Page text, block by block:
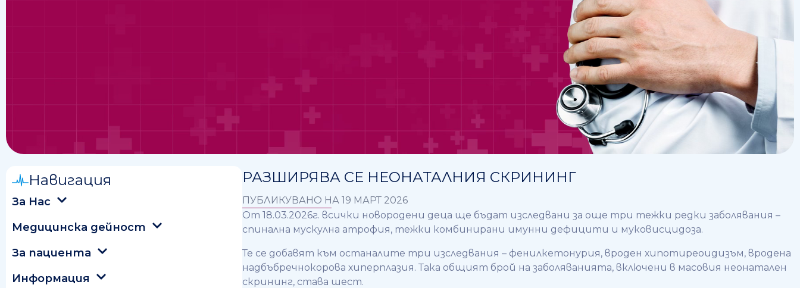
Навигация
За Нас
Медицинска дейност
За пациента
Информация
РАЗШИРЯВА СЕ НЕОНАТАЛНИЯ СКРИНИНГ
ПУБЛИКУВАНО НА 19 МАРТ 2026
От 18.03.2026г. всички новородени деца ще бъдат изследвани за още три тежки редки заболявания –
спинална мускулна атрофия, тежки комбинирани имунни дефицити и муковисцидоза.
Те се добавят към останалите три изследвания – фенилкетонурия, вроден хипотиреоидизъм, вродена
надбъбречнокорова хиперплазия. Така общият брой на заболяванията, включени в масовия неонатален
скрининг, става шест.